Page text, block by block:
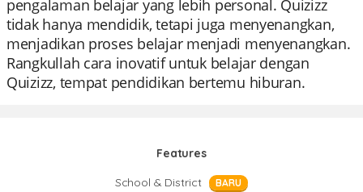
pengalaman belajar yang lebih personal. Quizizz
tidak hanya mendidik, tetapi juga menyenangkan,
menjadikan proses belajar menjadi menyenangkan.
Rangkullah cara inovatif untuk belajar dengan
Quizizz, tempat pendidikan bertemu hiburan.
Features
School & District
BARU